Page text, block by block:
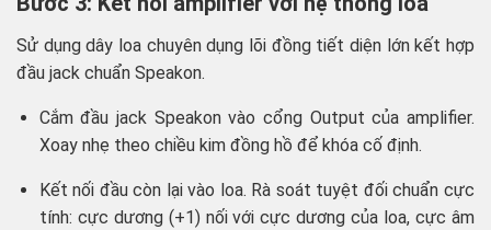
Sử dụng dây loa chuyên dụng lõi đồng tiết diện lớn kết hợp
đầu jack chuẩn Speakon.
Cắm đầu jack Speakon vào cổng Output của amplifier.
Xoay nhẹ theo chiều kim đồng hồ để khóa cố định.
Kết nối đầu còn lại vào loa. Rà soát tuyệt đối chuẩn cực
tính: cực dương (+1) nối với cực dương của loa, cực âm